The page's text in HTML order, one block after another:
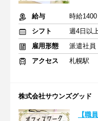
給与
時給
シフト
週4日以
雇用形態
派遣社員
アクセス
札幌駅
株式会社サウンズグッド
【職